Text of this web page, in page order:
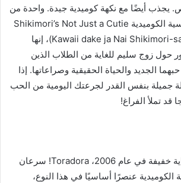
يجذب أيضًا مع نكهة كوميدية جيدة. واحدة من
أشهر المانجا الرومانسية الكوميدية Shikimori’s Not Just a Cutie
(أو المعروفة باسم Kawaii dake ja Nai Shikimori-san)، إنها
حول زوج سليم للغاية من الطلاب الذين
الجديد والحياة الحقيقية وصراعاتها. إذا
بنفس القدر لجرعتك اليومية من الحب
نُشرت لأول مرة كرواية خفيفة في عام 2006، Toradora! سرعان
الكوميدية عنصرًا أساسيًا في هذا النوع،